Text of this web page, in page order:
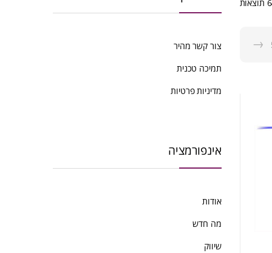
העדכני
→
צור קשר מהיר
תמיכה טכנית
מדיניות פרטיות
אינפורמציה
אודות
מה חדש
שיווק